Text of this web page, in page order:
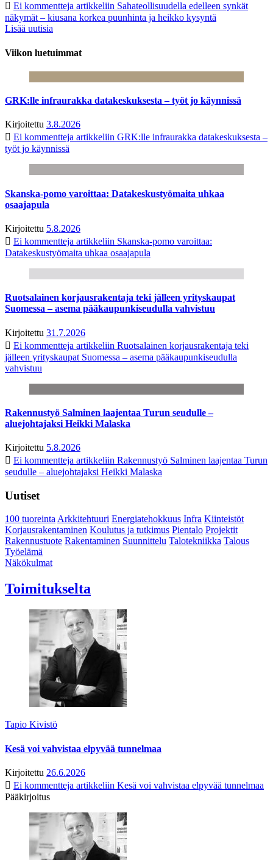
Ei kommentteja artikkeliin Sahateollisuudella edelleen synkät
näkymät – kiusana korkea puunhinta ja heikko kysyntä
Lisää uutisia
Viikon luetuimmat
GRK:lle infraurakka datakeskuksesta – työt jo käynnissä
Kirjoitettu 3.8.2026
Ei kommentteja artikkeliin GRK:lle infraurakka datakeskuksesta –
työt jo käynnissä
Skanska-pomo varoittaa: Datakeskustyömaita uhkaa
osaajapula
Kirjoitettu 5.8.2026
Ei kommentteja artikkeliin Skanska-pomo varoittaa:
Datakeskustyömaita uhkaa osaajapula
Ruotsalainen korjausrakentaja teki jälleen yrityskaupat
Suomessa – asema pääkaupunkiseudulla vahvistuu
Kirjoitettu 31.7.2026
Ei kommentteja artikkeliin Ruotsalainen korjausrakentaja teki
jälleen yrityskaupat Suomessa – asema pääkaupunkiseudulla
vahvistuu
Rakennustyö Salminen laajentaa Turun seudulle –
aluejohtajaksi Heikki Malaska
Kirjoitettu 5.8.2026
Ei kommentteja artikkeliin Rakennustyö Salminen laajentaa Turun
seudulle – aluejohtajaksi Heikki Malaska
Uutiset
100 tuoreintaArkkitehtuuri Energiatehokkuus Infra Kiinteistöt
Korjausrakentaminen Koulutus ja tutkimus Pientalo Projektit
Rakennustuote Rakentaminen Suunnittelu Talotekniikka Talous
Työelämä
Näkökulmat
Toimitukselta
Tapio Kivistö
Kesä voi vahvistaa elpyvää tunnelmaa
Kirjoitettu 26.6.2026
Ei kommentteja artikkeliin Kesä voi vahvistaa elpyvää tunnelmaa
Pääkirjoitus